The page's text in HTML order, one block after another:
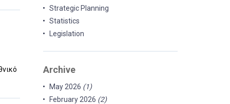
Strategic Planning
Statistics
Legislation
Archive
May 2026 (1)
February 2026 (2)